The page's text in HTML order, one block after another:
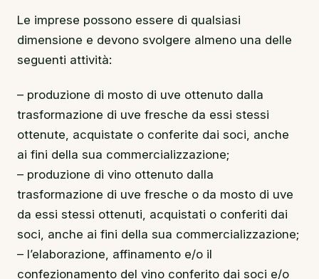
Le imprese possono essere di qualsiasi
dimensione e devono svolgere almeno una delle
seguenti attività:
– produzione di mosto di uve ottenuto dalla
trasformazione di uve fresche da essi stessi
ottenute, acquistate o conferite dai soci, anche
ai fini della sua commercializzazione;
– produzione di vino ottenuto dalla
trasformazione di uve fresche o da mosto di uve
da essi stessi ottenuti, acquistati o conferiti dai
soci, anche ai fini della sua commercializzazione;
– l’elaborazione, affinamento e/o il
confezionamento del vino conferito dai soci e/o